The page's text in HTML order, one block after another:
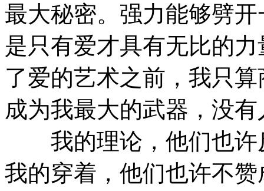
最大秘密。强力能够劈
是只有爱才具有无比的
了爱的艺术之前，我只
成为我最大的武器，没
我的理论，他们也许
我的穿着，他们也许不